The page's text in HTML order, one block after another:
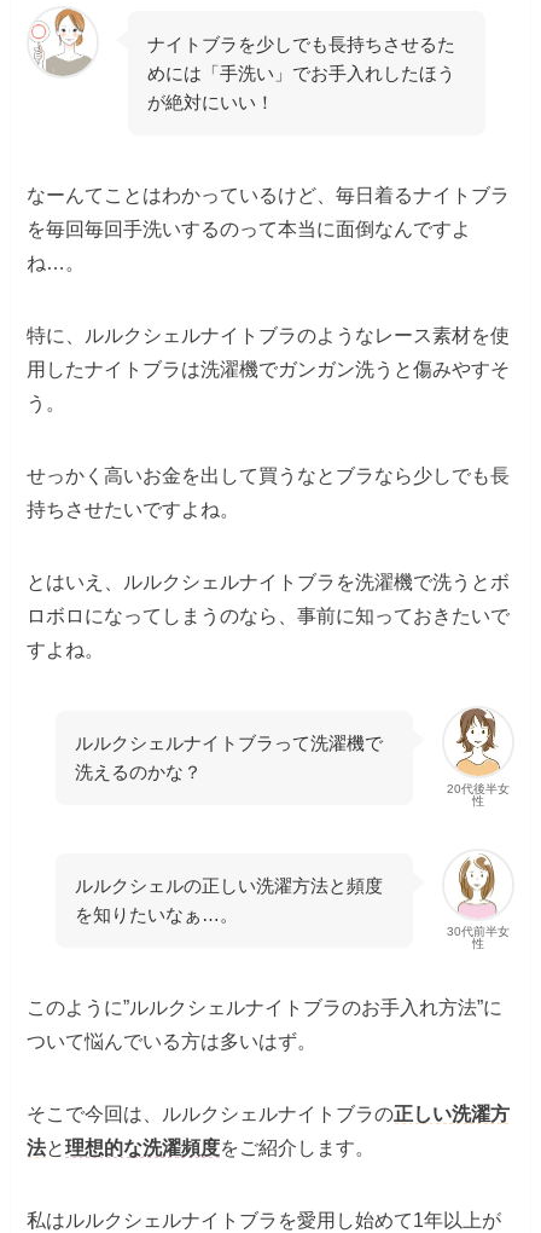
ナイトブラを少しでも長持ちさせるた
めには「手洗い」でお手入れしたほう
が絶対にいい！
なーんてことはわかっているけど、毎日着るナイトブラ
を毎回毎回手洗いするのって本当に面倒なんですよ
ね…。
特に、ルルクシェルナイトブラのようなレース素材を使
用したナイトブラは洗濯機でガンガン洗うと傷みやすそ
う。
せっかく高いお金を出して買うなとブラなら少しでも長
持ちさせたいですよね。
とはいえ、ルルクシェルナイトブラを洗濯機で洗うとボ
ロボロになってしまうのなら、事前に知っておきたいで
すよね。
20代後半女
性
ルルクシェルナイトブラって洗濯機で
洗えるのかな？
30代前半女
性
ルルクシェルの正しい洗濯方法と頻度
を知りたいなぁ…。
このように”ルルクシェルナイトブラのお手入れ方法”に
ついて悩んでいる方は多いはず。
そこで今回は、ルルクシェルナイトブラの正しい洗濯方
法と理想的な洗濯頻度をご紹介します。
私はルルクシェルナイトブラを愛用し始めて1年以上が